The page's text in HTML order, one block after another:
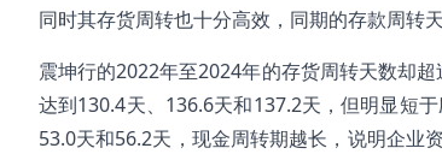
同时其存货周转也十分高效，同期的存款周转
震坤行的2022年至2024年的存货周转天数却
达到130.4天、136.6天和137.2天，但明显短
53.0天和56.2天，现金周转期越长，说明企业